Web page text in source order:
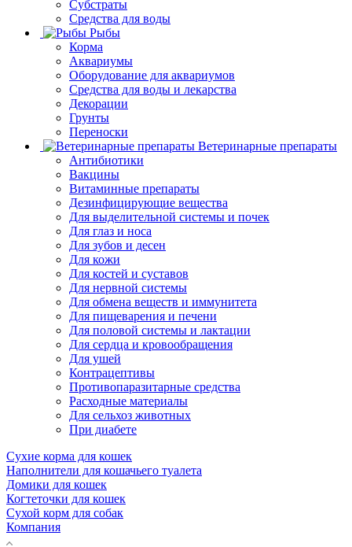
Субстраты
Средства для воды
Рыбы
Корма
Аквариумы
Оборудование для аквариумов
Средства для воды и лекарства
Декорации
Грунты
Переноски
Ветеринарные препараты
Антибиотики
Вакцины
Витаминные препараты
Дезинфицирующие вещества
Для выделительной системы и почек
Для глаз и носа
Для зубов и десен
Для кожи
Для костей и суставов
Для нервной системы
Для обмена веществ и иммунитета
Для пищеварения и печени
Для половой системы и лактации
Для сердца и кровообращения
Для ушей
Контрацептивы
Противопаразитарные средства
Расходные материалы
Для сельхоз животных
При диабете
Сухие корма для кошек
Наполнители для кошачьего туалета
Домики для кошек
Когтеточки для кошек
Сухой корм для собак
Компания